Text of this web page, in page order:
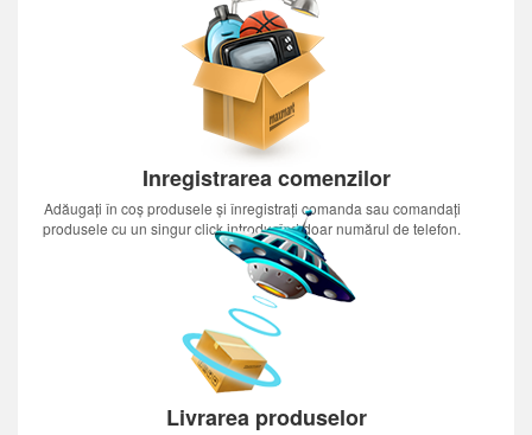
Inregistrarea comenzilor
Adăugați în coș produsele și înregistrați comanda sau comandați
produsele cu un singur click introducînd doar numărul de telefon.
Livrarea produselor